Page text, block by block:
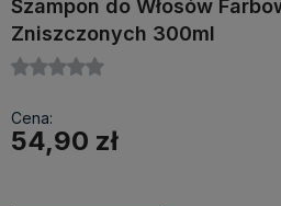
Szampon do Włosów
Zniszczonych 300ml
Cena:
54,90 zł